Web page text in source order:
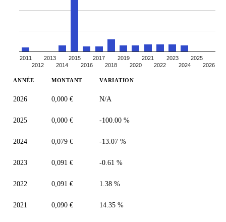
2011
2012
2013
2014
2015
2016
2017
2018
2019
2020
2021
2022
2023
2024
2025
2026
ANNÉE MONTANT VARIATION
2026 0,000 € N/A
2025 0,000 € -100.00 %
2024 0,079 € -13.07 %
2023 0,091 € -0.61 %
2022 0,091 € 1.38 %
2021 0,090 € 14.35 %